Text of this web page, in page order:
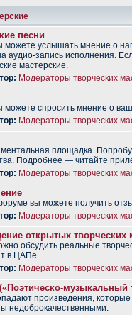
песни
можете услышать мнение о
аудио-запись исполнения.
мастерские.
Модераторы творческих
можете спросить мнение о
Модераторы творческих
площадка.
Подробнее — читайте
Модераторы творческих
вы можете получить
Модераторы творческих
открытых творческих
обсудить реальные
в ЦАПе
Модераторы творческих
музыкальный
произведения,
недоброкачественными.